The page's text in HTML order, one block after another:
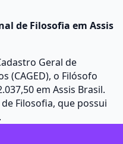
de Filosofia em Assis
Geral de
(CAGED), o Filósofo
em Assis Brasil.
Filosofia, que possui